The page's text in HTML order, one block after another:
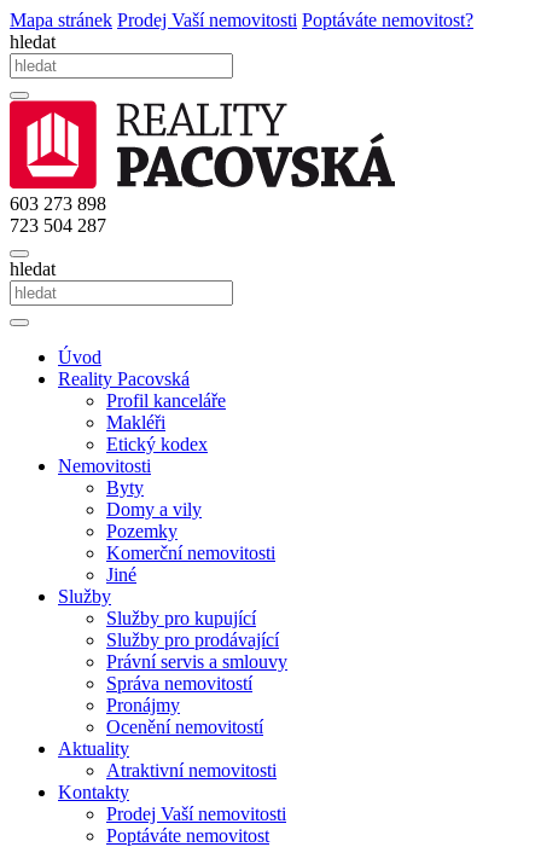
Mapa stránek Prodej Vaší nemovitosti Poptáváte nemovitost?
hledat
603 273 898
723 504 287
hledat
Úvod
Reality Pacovská
Profil kanceláře
Makléři
Etický kodex
Nemovitosti
Byty
Domy a vily
Pozemky
Komerční nemovitosti
Jiné
Služby
Služby pro kupující
Služby pro prodávající
Právní servis a smlouvy
Správa nemovitostí
Pronájmy
Ocenění nemovitostí
Aktuality
Atraktivní nemovitosti
Kontakty
Prodej Vaší nemovitosti
Poptáváte nemovitost